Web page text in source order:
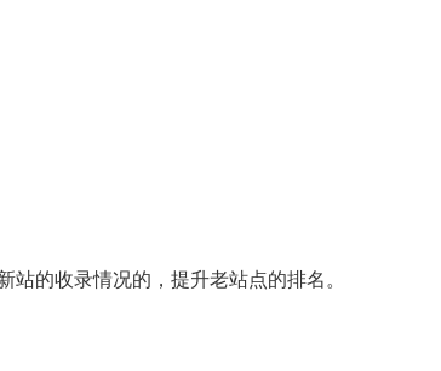
的收录情况的，提升老站点的排名。